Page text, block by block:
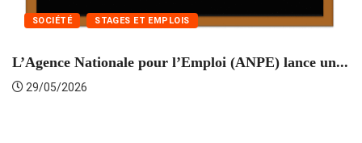
SOCIÉTÉ STAGES ET EMPLOIS
L’Agence Nationale pour l’Emploi (ANPE) lance un...
29/05/2026